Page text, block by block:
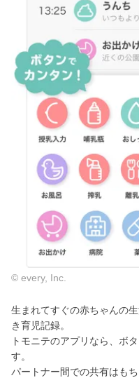
© every, Inc.
生まれてすぐの赤ちゃんの
き育児記録。
トモニテのアプリなら、ボ
す。
パートナー間での共有はも